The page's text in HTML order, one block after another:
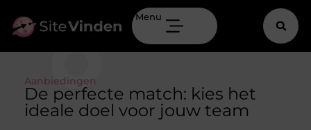
Menu
Aanbiedingen
De perfecte match: kies het
ideale doel voor jouw team